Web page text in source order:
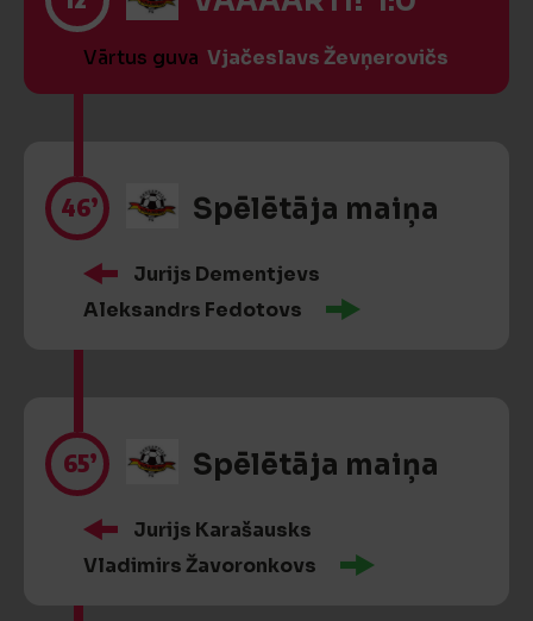
Vārtus guva Vjačeslavs Ževņerovičs
46’ Spēlētāja maiņa
Jurijs Dementjevs
Aleksandrs Fedotovs
65’ Spēlētāja maiņa
Jurijs Karašausks
Vladimirs Žavoronkovs